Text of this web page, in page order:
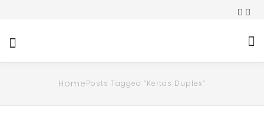
HomePosts Tagged “kertas Duplex”